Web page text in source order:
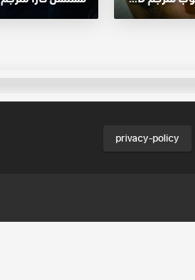
privacy-policy